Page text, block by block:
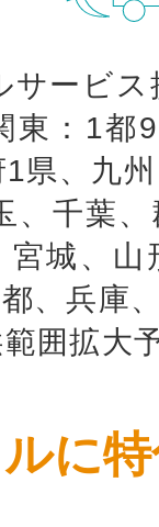
サービ
東：1都
県、九
、千葉
宮城、
、兵庫
囲拡大
に